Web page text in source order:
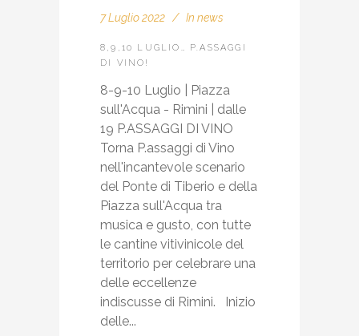
7 Luglio 2022 In news
8,9,10 LUGLIO… P.ASSAGGI
DI VINO!
8-9-10 Luglio | Piazza
sull'Acqua - Rimini | dalle
19 P.ASSAGGI DI VINO
Torna P.assaggi di Vino
nell'incantevole scenario
del Ponte di Tiberio e della
Piazza sull'Acqua tra
musica e gusto, con tutte
le cantine vitivinicole del
territorio per celebrare una
delle eccellenze
indiscusse di Rimini. Inizio
delle...